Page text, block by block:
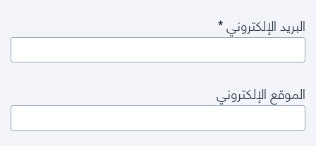
البريد الإلكتروني*
الموقع الإلكتروني